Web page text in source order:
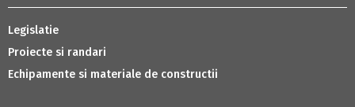
Legislatie
Proiecte si randari
Echipamente si materiale de constructii